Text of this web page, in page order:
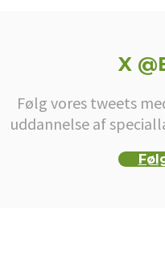
X
Følg vores tweets
uddannelse af